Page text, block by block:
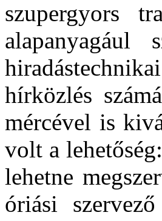
szupergyors
alapanyagául
hírközlés
mércével is
volt a
lehetne
óriási